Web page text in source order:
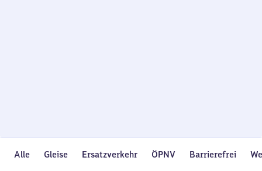
Alle Gleise Ersatzverkehr ÖPNV Barrierefrei